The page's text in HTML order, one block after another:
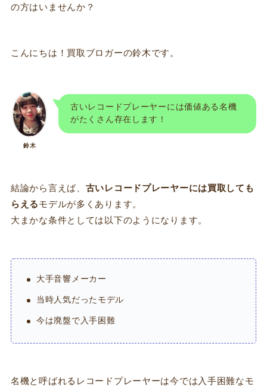
の方はいませんか？
こんにちは！買取ブロガーの鈴木です。
鈴木
古いレコードプレーヤーには価値ある名機
がたくさん存在します！
結論から言えば、 古いレコードプレーヤーには買取しても
らえる モデルが多くあります。
大まかな条件としては以下のようになります。
大手音響メーカー
当時人気だったモデル
今は廃盤で入手困難
名機と呼ばれるレコードプレーヤーは今では入手困難なモ